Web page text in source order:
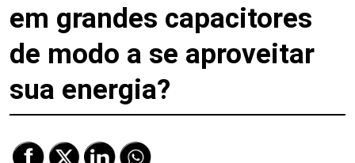
em grandes capacitores
de modo a se aproveitar
sua energia?